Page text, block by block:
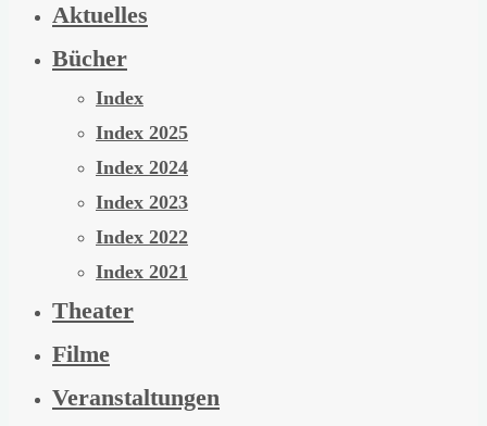
nach:
Aktuelles
Bücher
Index
Index 2025
Index 2024
Index 2023
Index 2022
Index 2021
Theater
Filme
Veranstaltungen